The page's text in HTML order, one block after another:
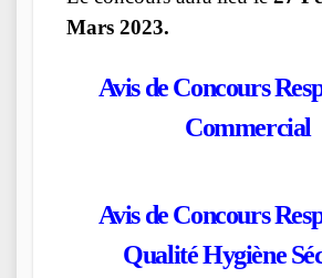
Mars 2023.
Avis de Concours
Commercial
Avis de Concours
Qualité Hygiène